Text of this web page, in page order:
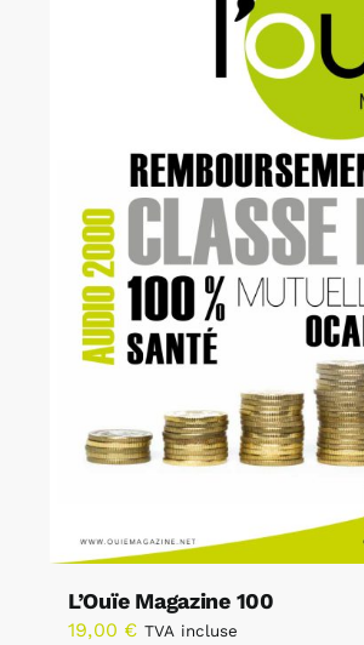
L’Ouïe Magazine 100
19,00 € TVA incluse